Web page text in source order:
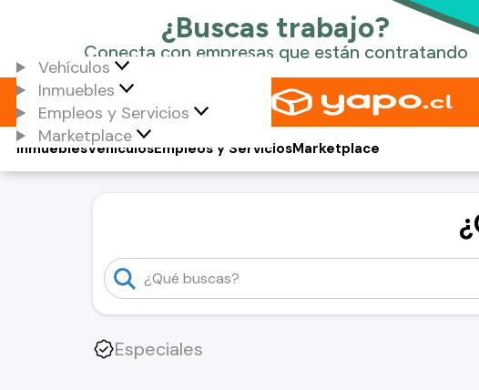
Vehículos
Inmuebles
Empleos y Servicios
Marketplace
Vehículos
Inmuebles Empleos y ServiciosMarketplace
Especiales